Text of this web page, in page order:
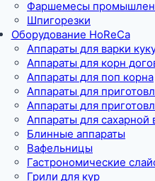
Фаршемесы
Шпигорезки
Оборудование HoReCa
Аппараты для варки
Аппараты для корн
Аппараты для поп корна
Аппараты для
Аппараты для
Аппараты для сахарной
Блинные аппараты
Вафельницы
Гастрономические
Грили для кур